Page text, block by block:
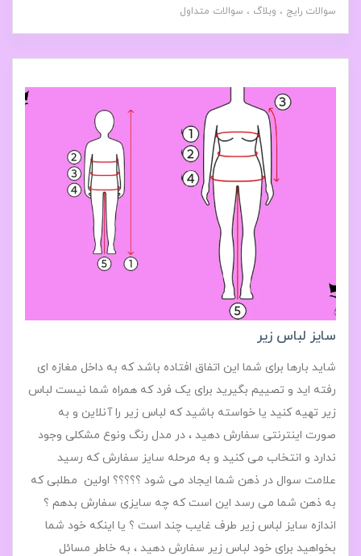
سوالات رایج
وبلاگ سوالات متداول
سایز لباس زیر
شاید بارها برای شما این اتفاق افتاده باشد که به داخل مغازه ای
رفته اید و تصییم بگیرید برای یک فرد که همراه شما نیست لباس
زیر تهیه کنید یا خواسته باشید که لباس زیر را آنلاین و به
صورت اینترنتی سفارش دهید ، در مدل رنگ ونوع مشکلی وجود
ندارد و انتخاب می کنید و به مرحله سایز سفارش که رسید
علامت سوال در ذهن شما ایجاد می شود ؟؟؟؟؟ اولین مطلبی که
به ذهن شما می رسد این است که چه سایزی سفارش بدهم ؟
اندازه سایز لباس زیر طرف غایب چند است ؟ یا اینکه خود شما
بخواهید برای خود لباس زیر سفارش دهید ، به خاطر مسائل